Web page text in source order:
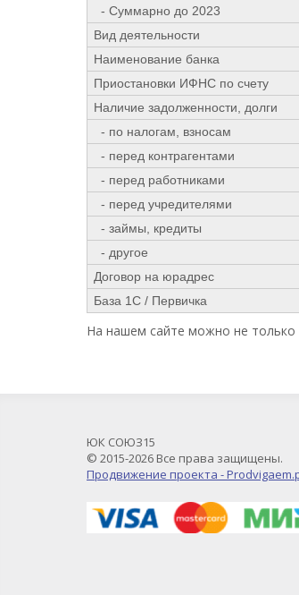
- Суммарно до 2023
Вид деятельности
Наименование банка
Приостановки ИФНС по счету
Наличие задолженности, долги
- по налогам, взносам
- перед контрагентами
- перед работниками
- перед учредителями
- займы, кредиты
- другое
Договор на юрадрес
База 1С / Первичка
На нашем сайте можно не только
ЮК СОЮЗ15
© 2015-2026 Все права защищены.
Продвижение проекта -